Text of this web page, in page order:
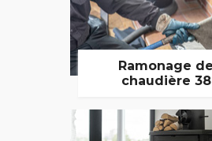
Ramonage de
chaudière 38